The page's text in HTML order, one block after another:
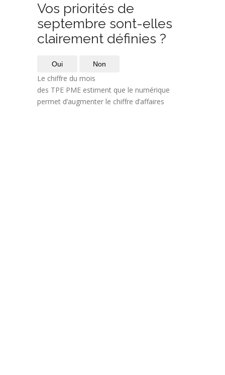
Vos priorités de
septembre sont-elles
clairement définies ?
Oui Non
Le chiffre du mois
des TPE PME estiment que le numérique
permet d’augmenter le chiffre d’affaires